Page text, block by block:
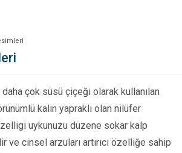
çok süsü çiçeği olarak kullanılan
kalın yapraklı olan nilüfer
uykunuzu düzene sokar kalp
ve cinsel arzuları artırıcı özelliğe sahip